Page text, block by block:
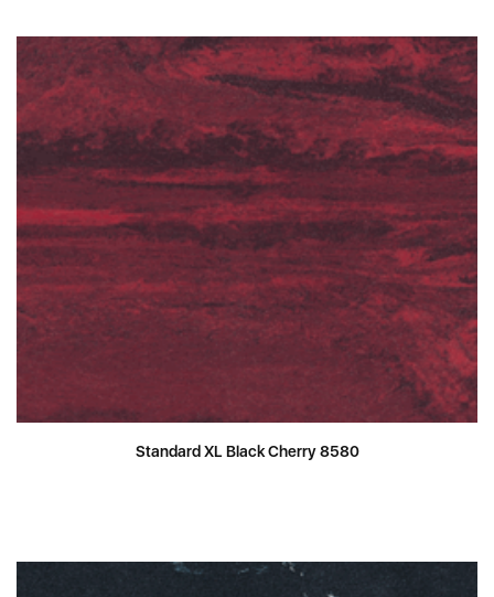
Standard XL Black Cherry 8580